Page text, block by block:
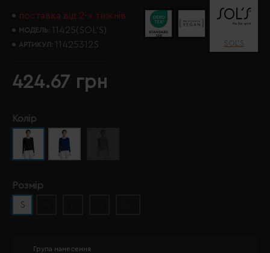
поставка від 2-х тижнів
МОДЕЛЬ: 11425(SOL’S)
АРТИКУЛ: 11425312S SOL’S
424.67 грн
Колір
Розмір
S
Група нанесення